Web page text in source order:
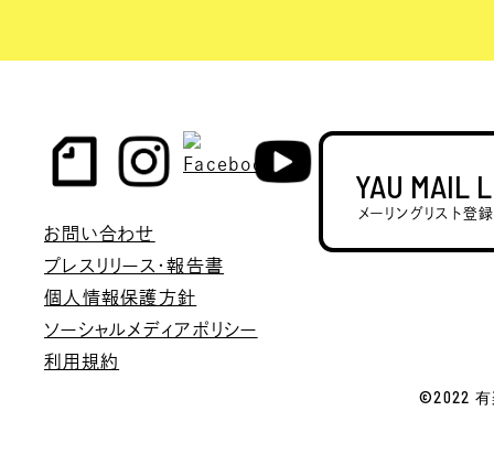
YAU MAIL
メーリングリスト登
お問い合わせ
プレスリリース・報告書
個人情報保護方針
ソーシャルメディアポリシー
利用規約
©2022 有